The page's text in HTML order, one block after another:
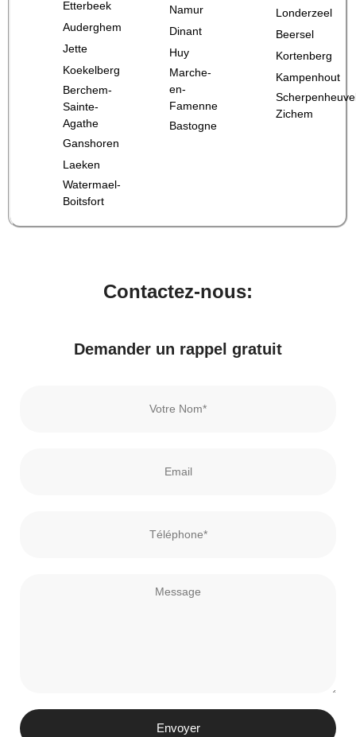
Etterbeek
Auderghem
Jette
Koekelberg
Berchem-
Sainte-
Agathe
Ganshoren
Laeken
Watermael-
Boitsfort
Namur
Dinant
Huy
Marche-
en-
Famenne
Bastogne
Londerzeel
Beersel
Kortenberg
Kampenhout
Zichem
Contactez-nous:
Demander un rappel gratuit
Envoyer